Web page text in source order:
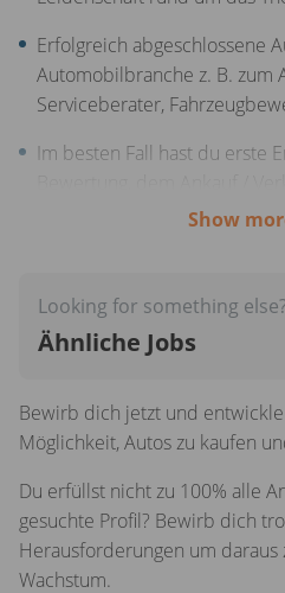
Durch einen einzigartigen
europäischen
Möglichkeit absoluter
einzubringen
Erfolgreich abgeschlossene
Automobilbranche z. B. zum
Serviceberater,
Im besten Fall hast du erste
Inzahlungnahme von
Motivation bereits
Analytisches Denken und der
deine Arbeitsweise aus
Show
Looking for something else?
Ähnliche Jobs
Bewirb dich jetzt und
Möglichkeit, Autos zu kaufen
Du erfüllst nicht zu 100% alle
gesuchte Profil? Bewirb dich
Herausforderungen um
Wachstum.